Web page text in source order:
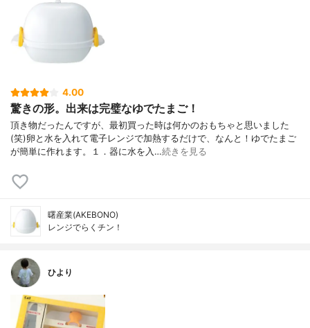
4.00
驚きの形。出来は完璧なゆでたまご！
頂き物だったんですが、最初買った時は何かのおもちゃと思いました
(笑)卵と水を入れて電子レンジで加熱するだけで、なんと！ゆでたまご
が簡単に作れます。１．器に水を入…続きを見る
曙産業(AKEBONO)
レンジでらくチン！
ひより